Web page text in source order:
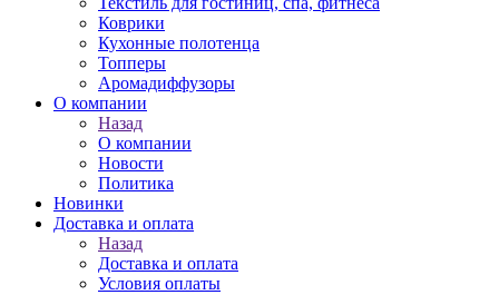
Коврики
Кухонные полотенца
Топперы
Аромадиффузоры
О компании
Назад
О компании
Новости
Политика
Новинки
Доставка и оплата
Назад
Доставка и оплата
Условия оплаты